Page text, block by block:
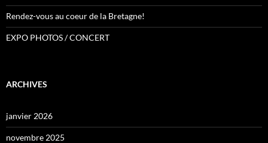
Rendez-vous au coeur de la Bretagne!
EXPO PHOTOS / CONCERT
ARCHIVES
janvier 2026
novembre 2025